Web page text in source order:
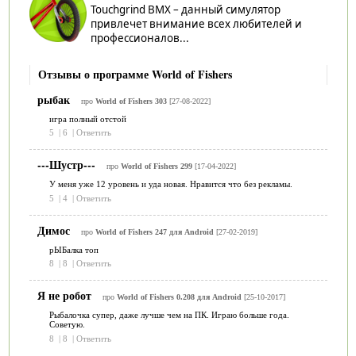
Touchgrind BMX – данный симулятор
привлечет внимание всех любителей и
профессионалов...
Отзывы о программе World of Fishers
рыбак
про World of Fishers 303[27-08-2022]
игра полный отстой
5
6 Ответить
---Шустр--- про World of Fishers 299[17-04-2022]
У меня уже 12 уровень и уда новая. Нравится что без рекламы.
5
| 4 | Ответить
Димос про World of Fishers 247 для Android [27-02-2019]
рЫБалка топ
8
8 Ответить
Я не робот про World of Fishers 0.208 для Android[25-10-2017]
Рыбалочка супер, даже лучше чем на ПК. Играю больше года.
Советую.
8
| 8 | Ответить